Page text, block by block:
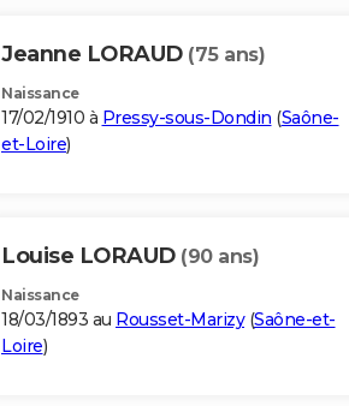
Jeanne LORAUD (75 ans)
Naissance
17/02/1910 à Pressy-sous-Dondin (Saône-
et-Loire)
Louise LORAUD (90 ans)
Naissance
18/03/1893 au Rousset-Marizy(Saône-et-
Loire)